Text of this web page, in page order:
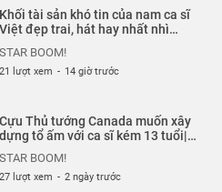
hợp những video tin tức về người
trên khắp thế giới. Nguồn thông
báo chính thống và được
tiếng chia sẻ trên mạng xã hội của
SAO
Khối tài sản khó tin của nam ca sĩ
Việt đẹp trai, hát hay nhất nhì
STAR BOOM!
21 lượt xem - 14 giờ trước
Cựu Thủ tướng Canada muốn xây
dựng tổ ấm với ca sĩ kém 13 tuổi|
STAR BOOM!
27 lượt xem - 2 ngày trước